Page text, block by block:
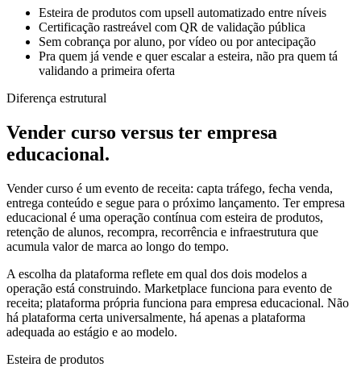
Esteira de produtos com upsell automatizado entre níveis
Certificação rastreável com QR de validação pública
Sem cobrança por aluno, por vídeo ou por antecipação
Pra quem já vende e quer escalar a esteira, não pra quem tá
validando a primeira oferta
Diferença estrutural
Vender curso versus ter empresa
educacional.
Vender curso é um evento de receita: capta tráfego, fecha venda,
entrega conteúdo e segue para o próximo lançamento. Ter empresa
educacional é uma operação contínua com esteira de produtos,
retenção de alunos, recompra, recorrência e infraestrutura que
acumula valor de marca ao longo do tempo.
A escolha da plataforma reflete em qual dos dois modelos a
operação está construindo. Marketplace funciona para evento de
receita; plataforma própria funciona para empresa educacional. Não
há plataforma certa universalmente, há apenas a plataforma
adequada ao estágio e ao modelo.
Esteira de produtos